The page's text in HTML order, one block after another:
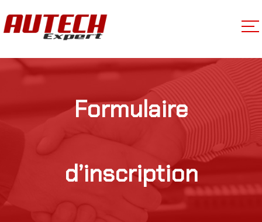
Formulaire
d’inscription